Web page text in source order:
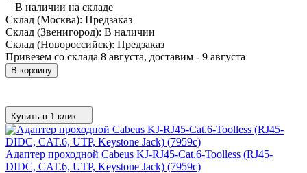
В наличии на складе
Склад (Москва): Предзаказ
Склад (Звенигород): В наличии
Склад (Новороссийск): Предзаказ
Привезем со склада 8 августа, доставим - 9 августа
В корзину
Купить в 1 клик
Адаптер проходной Cabeus KJ-RJ45-Cat.6-Toolless (RJ45-
DIDC, CAT.6, UTP, Keystone Jack) (7959c)